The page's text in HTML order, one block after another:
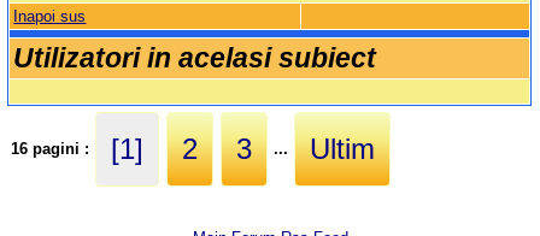
Inapoi sus
Utilizatori in acelasi subiect
16 pagini : [1] 2 3 ... Ultim